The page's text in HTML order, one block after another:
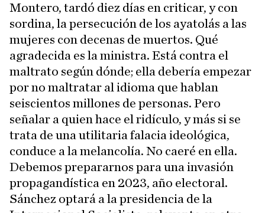
Montero, tardó diez días en criticar, y con
sordina, la persecución de los ayatolás a las
mujeres con decenas de muertos. Qué
agradecida es la ministra. Está contra el
maltrato según dónde; ella debería empezar
por no maltratar al idioma que hablan
seiscientos millones de personas. Pero
señalar a quien hace el ridículo, y más si se
trata de una utilitaria falacia ideológica,
conduce a la melancolía. No caeré en ella.
Debemos prepararnos para una invasión
propagandística en 2023, año electoral.
Sánchez optará a la presidencia de la